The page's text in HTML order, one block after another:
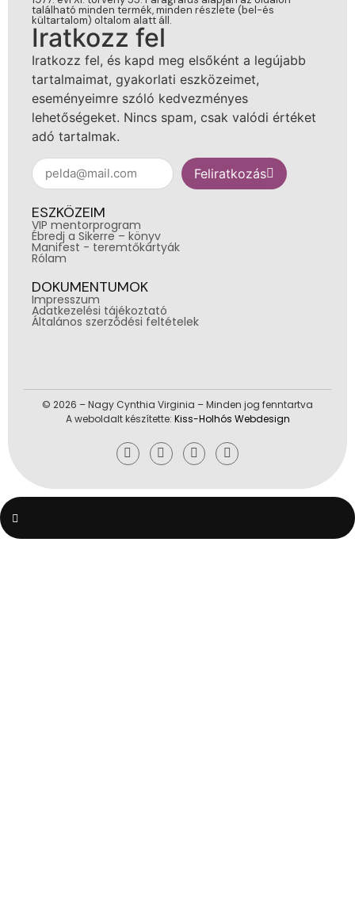
található minden termék, minden részlete (bel-és
kültartalom) oltalom alatt áll.
Iratkozz fel
Iratkozz fel, és kapd meg elsőként a legújabb
tartalmaimat, gyakorlati eszközeimet,
eseményeimre szóló kedvezményes
lehetőségeket. Nincs spam, csak valódi értéket
adó tartalmak.
Feliratkozás
ESZKÖZEIM
VIP mentorprogram
Ébredj a Sikerre – könyv
Manifest - teremtőkártyák
Rólam
DOKUMENTUMOK
Impresszum
Adatkezelési tájékoztató
Általános szerződési feltételek
© 2026 – Nagy Cynthia Virginia – Minden jog fenntartva
A weboldalt készítette: Kiss-Holhós Webdesign